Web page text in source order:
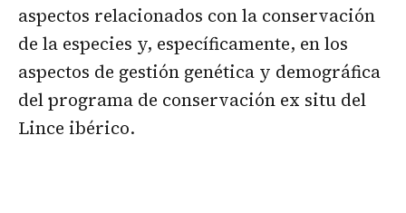
aspectos relacionados con la conservación
de la especies y, específicamente, en los
aspectos de gestión genética y demográfica
del programa de conservación ex situ del
Lince ibérico.